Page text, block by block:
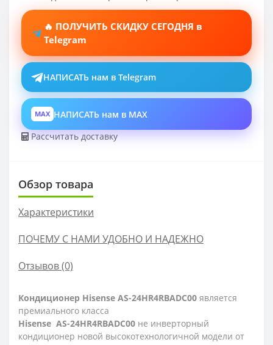
🔥 ПОЛУЧИТЬ СКИДКУ СЕГОДНЯ в
Telegram
НАПИСАТЬ нам в Telegram
MAX НАПИСАТЬ нам в MAX
Рассчитать доставку
Обзор товара
Характеристики
ПОЧЕМУ С НАМИ УДОБНО И НАДЕЖНО
Отзывов (0)
Кондиционер Hisense AS-24HR4RBADC00 является
премиального класса
Hisense AS-24HR4RBADC00 не инверторный
кондиционер новой высокотехнологичной модели от